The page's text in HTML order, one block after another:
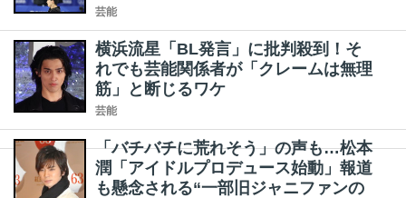
芸能
横浜流星「BL発言」に批判殺到！そ
れでも芸能関係者が「クレームは無理
筋」と断じるワケ
芸能
「バチバチに荒れそう」の声も…松本
潤「アイドルプロデュース始動」報道
も懸念される“一部旧ジャニファンの